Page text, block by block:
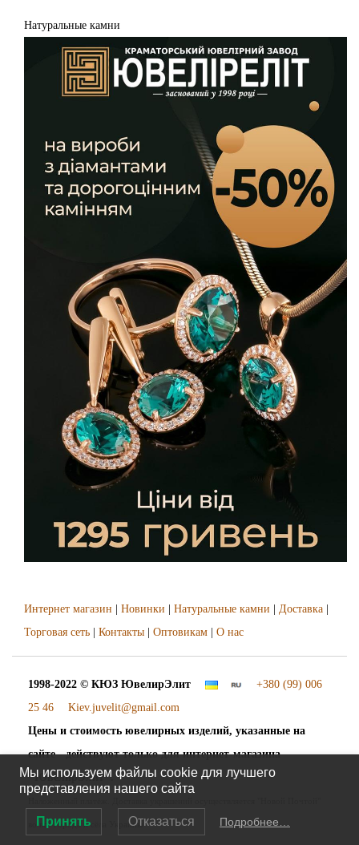
Натуральные камни
Интернет магазин Новинки Натуральные камни Доставка
Торговая сеть
Контакты Оптовикам О нас
1998-2022 © КЮЗ ЮвелирЭлит
+380 (99) 006
25 46
Kiev.juvelit@gmail.com
Цены и стоимость ювелирных изделий, указанные на
сайте - действуют только для интернет-магазина
"ЮвелирЭлит".
во все города и сёла Украины
Мы используем файлы cookie для лучшего
представления нашего сайта
Принять Отказаться Подробнее…